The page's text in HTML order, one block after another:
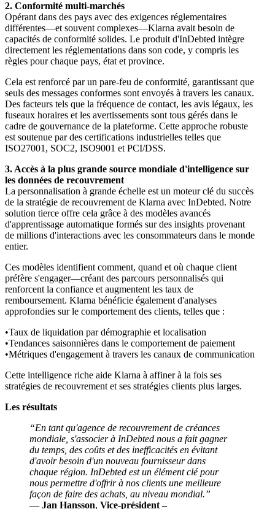
2. Conformité multi-marchés
Opérant dans des pays avec des exigences réglementaires
différentes—et souvent complexes—Klarna avait besoin de
capacités de conformité solides. Le produit d'InDebted intègre
directement les réglementations dans son code, y compris les
règles pour chaque pays, état et province.
Cela est renforcé par un pare-feu de conformité, garantissant que
seuls des messages conformes sont envoyés à travers les canaux.
Des facteurs tels que la fréquence de contact, les avis légaux, les
fuseaux horaires et les avertissements sont tous gérés dans le
cadre de gouvernance de la plateforme. Cette approche robuste
est soutenue par des certifications industrielles telles que
ISO27001, SOC2, ISO9001 et PCI/DSS.
3. Accès à la plus grande source mondiale d'intelligence sur
les données de recouvrement
La personnalisation à grande échelle est un moteur clé du succès
de la stratégie de recouvrement de Klarna avec InDebted. Notre
solution tierce offre cela grâce à des modèles avancés
d'apprentissage automatique formés sur des insights provenant
de millions d'interactions avec les consommateurs dans le monde
entier.
Ces modèles identifient comment, quand et où chaque client
préfère s'engager—créant des parcours personnalisés qui
renforcent la confiance et augmentent les taux de
remboursement. Klarna bénéficie également d'analyses
approfondies sur le comportement des clients, telles que :
Taux de liquidation par démographie et localisation
Tendances saisonnières dans le comportement de paiement
Métriques d'engagement à travers les canaux de communication
Cette intelligence riche aide Klarna à affiner à la fois ses
stratégies de recouvrement et ses stratégies clients plus larges.
Les résultats
“En tant qu'agence de recouvrement de créances
mondiale, s'associer à InDebted nous a fait gagner
du temps, des coûts et des inefficacités en évitant
d'avoir besoin d'un nouveau fournisseur dans
chaque région. InDebted est un élément clé pour
nous permettre d'offrir à nos clients une meilleure
façon de faire des achats, au niveau mondial.”
— Jan Hansson, Vice-président –